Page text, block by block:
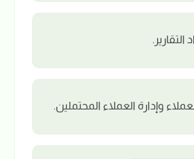
التقارير.
وإدارة العملاء المحتملين.